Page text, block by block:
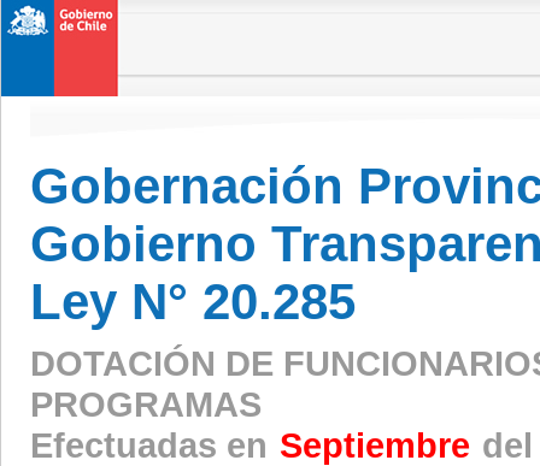
Gobernación
Gobierno
Ley N° 20.285
DOTACIÓN DE
PROGRAMAS
Efectuadas en Septiembre del